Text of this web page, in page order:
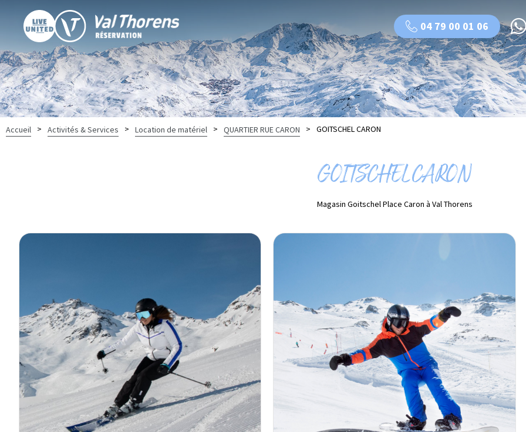
04 79 00 01 06
Accueil > Activités & Services > Location de matériel > QUARTIER RUE CARON > GOITSCHEL CARON
GOITSCHEL CARON
Magasin Goitschel Place Caron à Val Thorens